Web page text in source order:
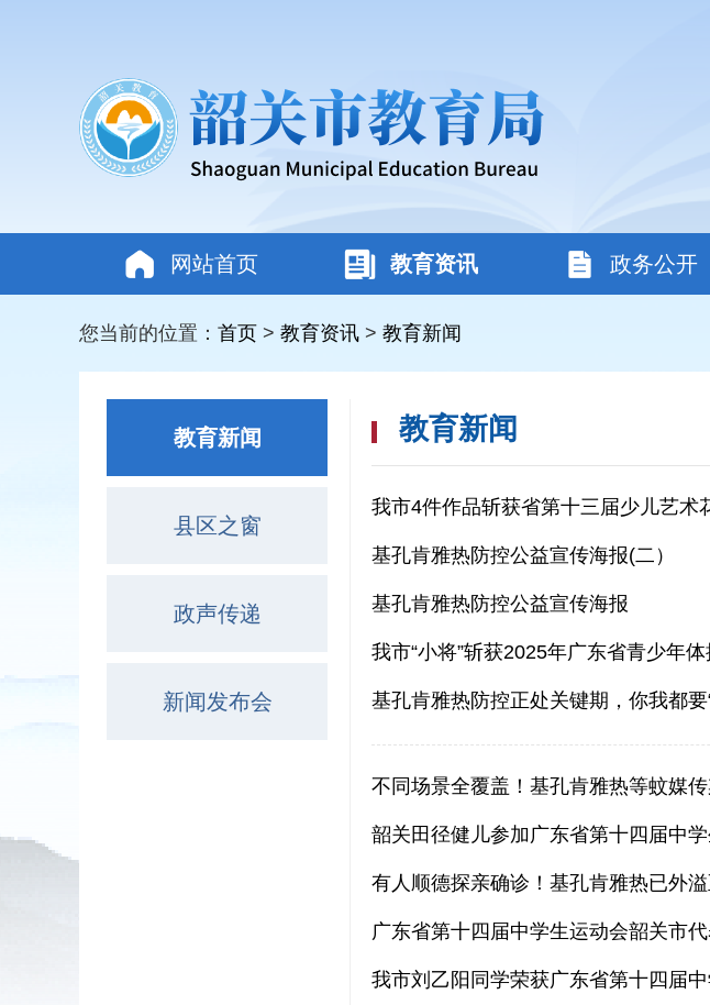
网站首页 教育资讯 政务公开
您当前的位置： 首页 > 教育资讯 > 教育新闻
教育新闻
县区之窗
政声传递
新闻发布会
教育新闻
我市4件作品斩获省第十三届少儿艺术
基孔肯雅热防控公益宣传海报(二）
基孔肯雅热防控公益宣传海报
我市“小将”斩获2025年广东省青少年
基孔肯雅热防控正处关键期，你我都要“
不同场景全覆盖！基孔肯雅热等蚊媒
韶关田径健儿参加广东省第十四届中
有人顺德探亲确诊！基孔肯雅热已外
广东省第十四届中学生运动会韶关市
我市刘乙阳同学荣获广东省第十四届